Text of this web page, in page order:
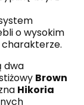
o wysokim
dwa
Brown
Hikoria